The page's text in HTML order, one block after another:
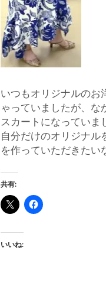
いつもオリジナルのお
ゃっていましたが、な
スカートになっていま
自分だけのオリジナル
を作ってい
共有:
いいね: